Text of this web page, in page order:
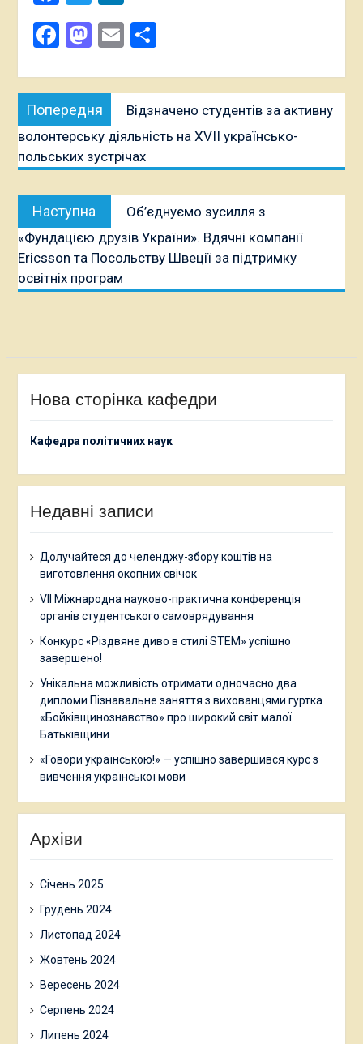
Facebook
Mastodon
EmailПоділитися
Навігація
записів
Попередня
публікація:
Відзначено студентів за активну
волонтерську діяльність на XVII українсько-
польських зустрічах
Наступна
Наступна
публікація:
Об’єднуємо зусилля з
«Фундацією друзів України». Вдячні компанії
Ericsson та Посольству Швеції за підтримку
освітніх програм
Нова сторінка кафедри
Кафедра політичних наук
Недавні записи
Долучайтеся до челенджу-збору коштів на
виготовлення окопних свічок
VII Міжнародна науково-практична конференція
органів студентського самоврядування
Конкурс «Різдвяне диво в стилі STEM» успішно
завершено!
Унікальна можливість отримати одночасно два
дипломи Пізнавальне заняття з вихованцями гуртка
«Бойківщинознавство» про широкий світ малої
Батьківщини
«Говори українською!» — успішно завершився курс з
вивчення української мови
Архіви
Січень 2025
Грудень 2024
Листопад 2024
Жовтень 2024
Вересень 2024
Серпень 2024
Липень 2024